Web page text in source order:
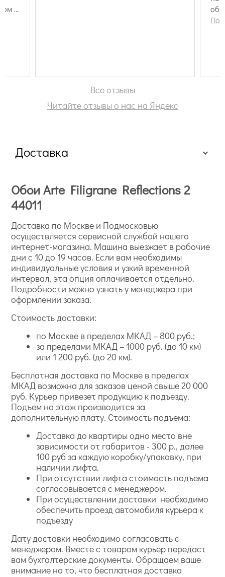
.
Все отзывы
Читайте отзывы о нас на Яндекс
Доставка
Обои Arte Filigrane Reflections 2
44011
Доставка по Москве и Подмосковью
осуществляется сервисной службой нашего
интернет-магазина. Машина выезжает в рабочие
дни с 10 до 19 часов. Если вам необходимы
индивидуальные условия и узкий временной
интервал, эта опция оплачивается отдельно.
Подробности можно узнать у менеджера при
оформлении заказа.
Стоимость доставки:
по Москве в пределах МКАД – 800 руб.;
за пределами МКАД – 1000 руб. (до 10 км)
или 1 200 руб. (до 20 км).
Бесплатная доставка по Москве в пределах
МКАД возможна для заказов ценой свыше 20 000
руб. Курьер привезет продукцию к подъезду.
Подъем на этаж производится за
дополнительную плату. Стоимость подъема:
Доставка до квартиры одно место вне
зависимости от габаритов - 300 р., далее
100 руб за каждую коробку/упаковку, при
наличии лифта.
При отсутствии лифта стоимость подъема
согласовывается с менеджером.
При осуществлении доставки необходимо
обеспечить проезд автомобиля курьера к
подъезду
Дату доставки необходимо согласовать с
менеджером. Вместе с товаром курьер передаст
вам бухгалтерские документы. Обращаем ваше
внимание на то, что бесплатная доставка